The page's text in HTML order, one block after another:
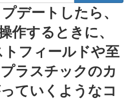
デートしたら、
作するときに、
フィールドや至
ラスチックのカ
ていくようなコ